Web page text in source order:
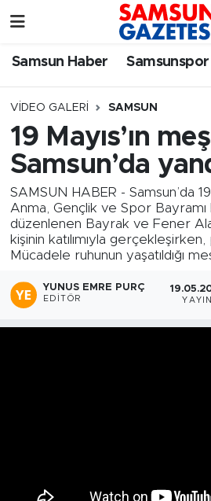
Samsun Haber Samsunspor
VIDEO GALERI SAMSUN
19 Mayıs’ın
Samsun’da
SAMSUN HABER - Samsun’da
Anma, Gençlik ve Spor Bayramı
düzenlenen Bayrak ve Fener
kişinin katılımıyla
Mücadele ruhunun yaşatıldığı
YUNUS EMRE PURÇ
EDITÖR
Samsun Haber
Samsunspor
Samsun Rehberi
Samsun Nöbetçi
Samsun Hava Durumu
SAMSUN Namaz Vakitleri
Samsun Trafik Yoğunluk
Süper Lig Puan Durumu
Tüm Manşetler
Son Dakika Haberleri